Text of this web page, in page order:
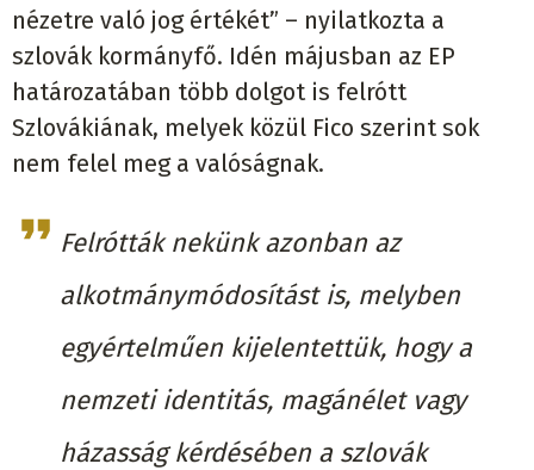
nézetre való jog értékét” – nyilatkozta a
szlovák kormányfő. Idén májusban az EP
határozatában több dolgot is felrótt
Szlovákiának, melyek közül Fico szerint sok
nem felel meg a valóságnak.
Felrótták nekünk azonban az
alkotmánymódosítást is, melyben
egyértelműen kijelentettük, hogy a
nemzeti identitás, magánélet vagy
házasság kérdésében a szlovák